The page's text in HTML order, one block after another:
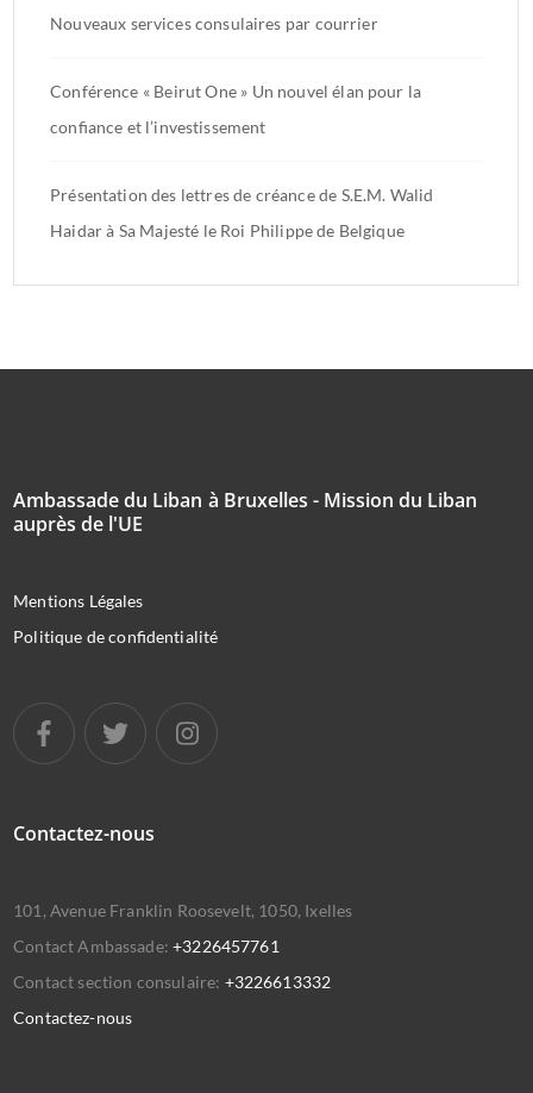
Nouveaux services consulaires par courrier
Conférence « Beirut One » Un nouvel élan pour la
confiance et l’investissement
Présentation des lettres de créance de S.E.M. Walid
Haidar à Sa Majesté le Roi Philippe de Belgique
Ambassade du Liban à Bruxelles - Mission du Liban
auprès de l'UE
Mentions Légales
Politique de confidentialité
Contactez-nous
101, Avenue Franklin Roosevelt, 1050, Ixelles
Contact Ambassade:+3226457761
Contact section consulaire: +3226613332
Contactez-nous